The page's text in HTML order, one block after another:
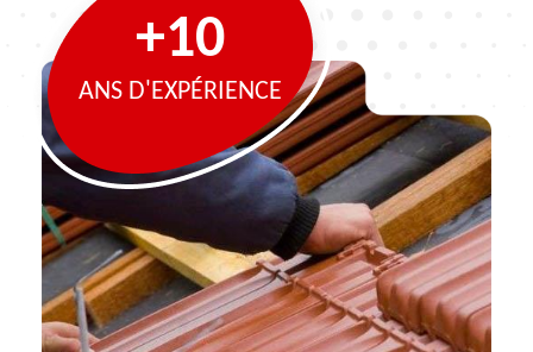
+10
ANS D'EXPÉRIENCE